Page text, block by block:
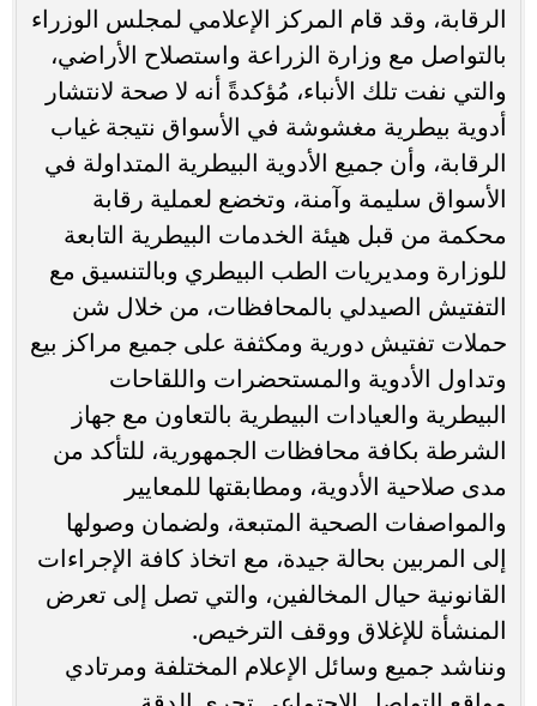
الرقابة، وقد قام المركز الإعلامي لمجلس الوزراء
بالتواصل مع وزارة الزراعة واستصلاح الأراضي،
والتي نفت تلك الأنباء، مُؤكدةً أنه لا صحة لانتشار
أدوية بيطرية مغشوشة في الأسواق نتيجة غياب
الرقابة، وأن جميع الأدوية البيطرية المتداولة في
الأسواق سليمة وآمنة، وتخضع لعملية رقابة
محكمة من قبل هيئة الخدمات البيطرية التابعة
للوزارة ومديريات الطب البيطري وبالتنسيق مع
التفتيش الصيدلي بالمحافظات، من خلال شن
حملات تفتيش دورية ومكثفة على جميع مراكز بيع
وتداول الأدوية والمستحضرات واللقاحات
البيطرية والعيادات البيطرية بالتعاون مع جهاز
الشرطة بكافة محافظات الجمهورية، للتأكد من
مدى صلاحية الأدوية، ومطابقتها للمعايير
والمواصفات الصحية المتبعة، ولضمان وصولها
إلى المربين بحالة جيدة، مع اتخاذ كافة الإجراءات
القانونية حيال المخالفين، والتي تصل إلى تعرض
المنشأة للإغلاق ووقف الترخيص.
ونناشد جميع وسائل الإعلام المختلفة ومرتادي